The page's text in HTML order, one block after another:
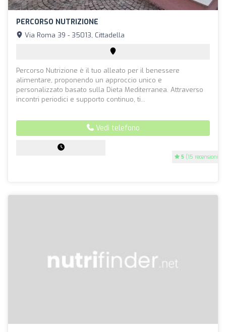
PERCORSO NUTRIZIONE
5 (15 recensioni)
Via Roma 39 - 35013, Cittadella
Percorso Nutrizione è il tuo alleato per il benessere
alimentare, proponendo un approccio unico e
personalizzato basato sulla Dieta Mediterranea. Attraverso
incontri periodici e supporto continuo, ti...
Vedi telefono